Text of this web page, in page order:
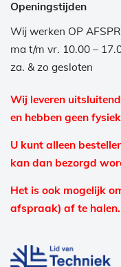
Openingstijden
Wij werken OP
ma t/m vr. 10.00 –
za. & zo gesloten
Wij leveren
en hebben geen
U kunt alleen
kan dan bezorgd
Het is ook mogelijk
afspraak) af te halen.